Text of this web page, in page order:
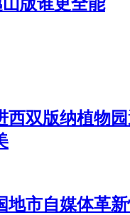
西双版纳植物
地市自媒体革